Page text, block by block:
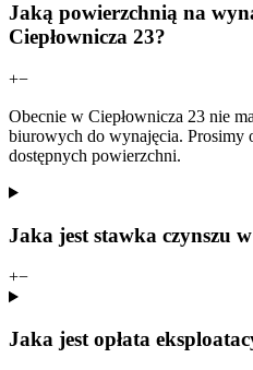
Jaką powierzchnią na
Ciepłownicza 23?
+−
Obecnie w Ciepłownicza 23 nie
biurowych do wynajęcia. Prosimy
dostępnych powierzchni.
Jaka jest stawka czynszu
+−
Jaka jest opłata